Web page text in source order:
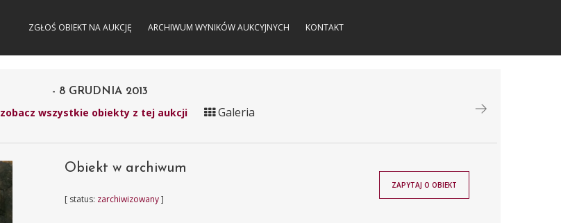
ZGŁOŚ OBIEKT NA AUKCJĘ ARCHIWUM WYNIKÓW AUKCYJNYCH KONTAKT
- 8 GRUDNIA 2013
zobacz wszystkie obiekty z tej aukcji Galeria
Obiekt w archiwum
[ status: zarchiwizowany]
ZAPYTAJ O OBIEKT